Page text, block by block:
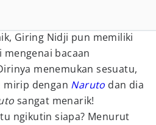
Giring Nidji pun memiliki
bacaan
menemukan sesuatu,
dengan Naruto dan dia
sangat menarik!
ngikutin siapa? Menurut